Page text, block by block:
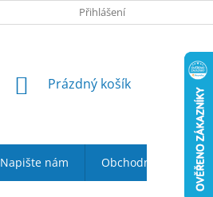
DOPRAVA A PLATBA
Přihlášení
NÁKUPNÍ
Prázdný košík
Napište nám Obchodní podmínky